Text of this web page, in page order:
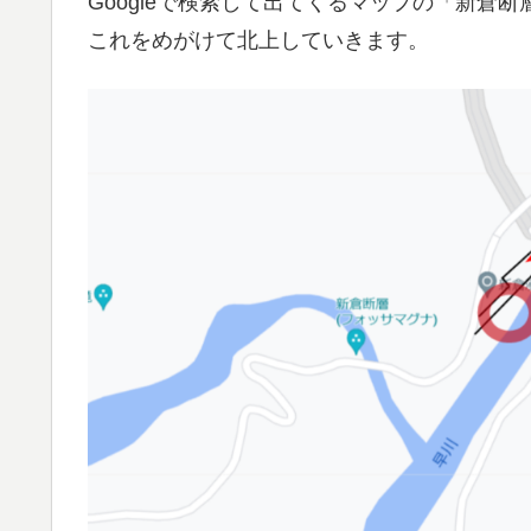
これをめがけて北上していきます。